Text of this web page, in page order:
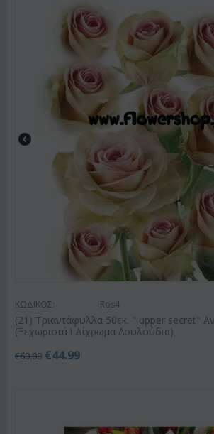
ΚΩΔΙΚΟΣ: Ros4
(21) Τριαντάφυλλα 50εκ. " upper secret"
(Ξεχωριστά ! Δίχρωμα Λουλούδια)
€60.00 €44.99